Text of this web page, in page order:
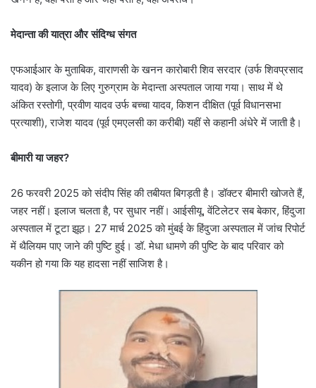
मेदान्ता की यात्रा और संदिग्ध संगत
एफआईआर के मुताबिक, वाराणसी के खनन कारोबारी शिव सरदार (उर्फ शिवप्रसाद
यादव) के इलाज के लिए गुरुग्राम के मेदान्ता अस्पताल जाया गया। साथ में थे
अंकित रस्तोगी, प्रवीण यादव उर्फ बच्चा यादव, किशन दीक्षित (पूर्व विधानसभा
प्रत्याशी), राजेश यादव (पूर्व एमएलसी का करीबी) यहीं से कहानी अंधेरे में जाती है।
बीमारी या जहर?
26 फरवरी 2025 को संदीप सिंह की तबीयत बिगड़ती है। डॉक्टर बीमारी खोजते हैं,
जहर नहीं। इलाज चलता है, पर सुधार नहीं। आईसीयू, वेंटिलेटर सब बेकार, हिंदुजा
अस्पताल में टूटा झूठ। 27 मार्च 2025 को मुंबई के हिंदुजा अस्पताल में जांच रिपोर्ट
में थैलियम पाए जाने की पुष्टि हुई। डॉ. मेधा धामणे की पुष्टि के बाद परिवार को
यकीन हो गया कि यह हादसा नहीं साजिश है।